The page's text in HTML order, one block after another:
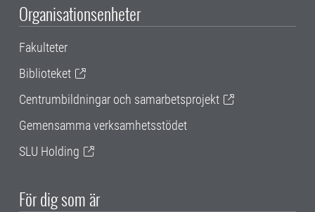
Organisationsenheter
Fakulteter
Biblioteket
Centrumbildningar och samarbetsprojekt
Gemensamma verksamhetsstödet
SLU Holding
För dig som är